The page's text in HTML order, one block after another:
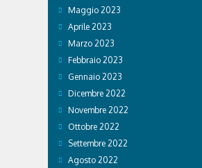
Maggio 2023
Aprile 2023
Marzo 2023
Febbraio 2023
Gennaio 2023
Dicembre 2022
Novembre 2022
Ottobre 2022
Settembre 2022
Agosto 2022